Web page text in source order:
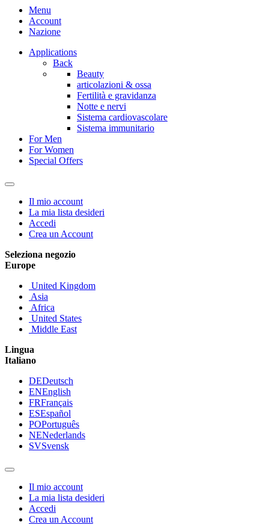
Menu
Account
Nazione
Applications
Back
Beauty
articolazioni & ossa
Fertilità e gravidanza
Notte e nervi
Sistema cardiovascolare
Sistema immunitario
For Men
For Women
Special Offers
Il mio account
La mia lista desideri
Accedi
Crea un Account
Seleziona negozio
Europe
United Kingdom
Asia
Africa
United States
Middle East
Lingua
Italiano
DEDeutsch
ENEnglish
FRFrançais
ESEspañol
POPortuguês
NENederlands
SVSvensk
Il mio account
La mia lista desideri
Accedi
Crea un Account